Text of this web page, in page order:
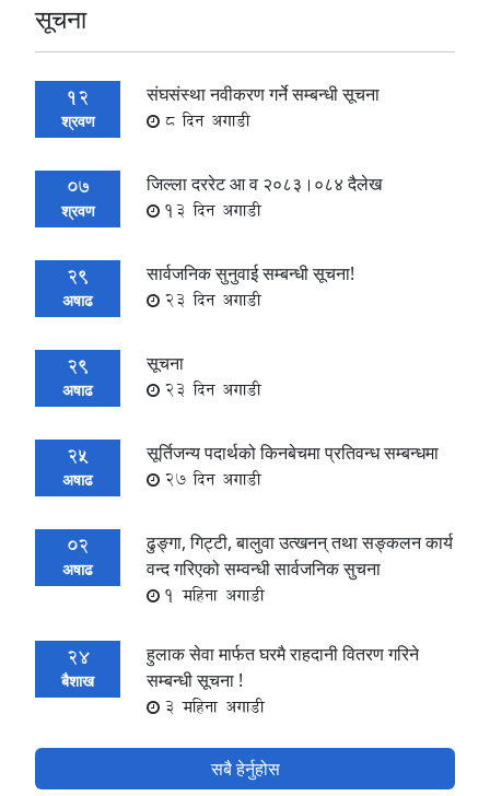
सूचना
12
श्रवण
संघसंस्था नवीकरण गर्ने सम्बन्धी सूचना
8 दिन अगाडी
07
श्रवण
जिल्ला दररेट आ व २०८३।०८४ दैलेख
13 दिन अगाडी
29
अषाढ
सार्वजनिक सुनुवाई सम्बन्धी सूचना!
23 दिन अगाडी
29
अषाढ
सूचना
23 दिन अगाडी
25
अषाढ
सूर्तिजन्य पदार्थको किनबेचमा प्रतिवन्ध सम्बन्धमा
27 दिन अगाडी
02
अषाढ
ढुङ्गा, गिट्टी, बालुवा उत्खनन् तथा सङ्कलन कार्य
वन्द गरिएको सम्वन्धी सार्वजनिक सुचना
1 महिना अगाडी
24
बैशाख
हुलाक सेवा मार्फत घरमै राहदानी वितरण गरिने
सम्बन्धी सूचना !
3 महिना अगाडी
सबै हेर्नुहोस